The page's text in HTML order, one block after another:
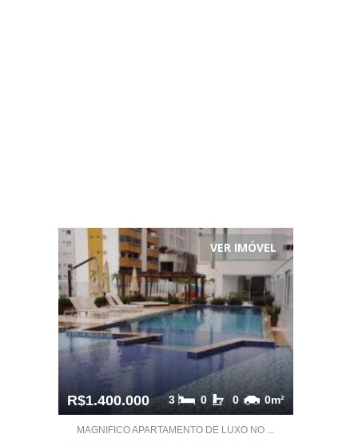
VER IMÓVEL
R$1.400.000 0m²
0
0
3
MAGNIFICO APARTAMENTO DE LUXO NO ...